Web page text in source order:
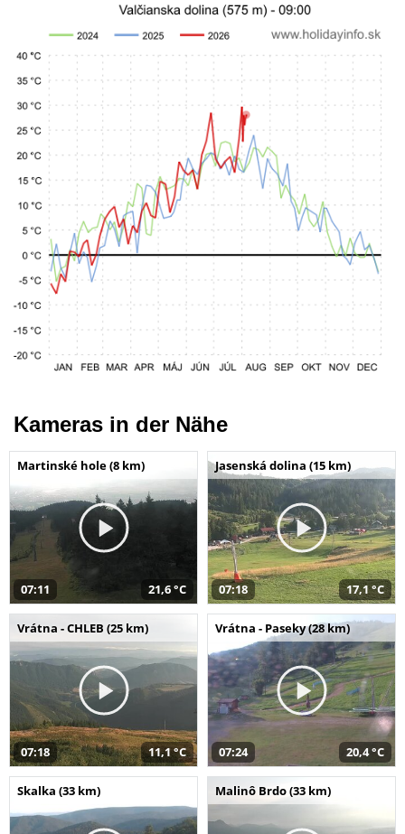
Kameras in der Nähe
Martinské hole (8 km)
07:11 21,6 °C
Jasenská dolina (15 km)
07:18 17,1 °C
Vrátna - CHLEB (25 km)
07:18 11,1 °C
Vrátna - Paseky (28 km)
07:24 20,4 °C
Skalka (33 km) Malinô Brdo (33 km)